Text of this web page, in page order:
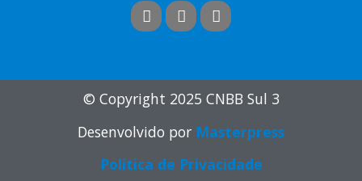
© Copyright 2025 CNBB Sul 3
Desenvolvido por Masterpress
Política de Privacidade